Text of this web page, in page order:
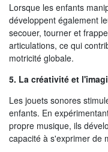
Lorsque les enfants
développent également
secouer, tourner et
articulations, ce qui
motricité globale.
5. La créativité et
Les jouets sonores
enfants. En
propre musique, ils
capacité à s'exprimer de